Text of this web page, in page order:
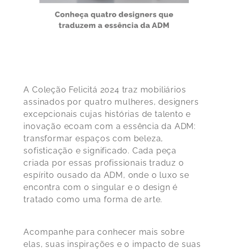
A Coleção Felicitá 2024 traz mobiliários
assinados por quatro mulheres, designers
excepcionais cujas histórias de talento e
inovação ecoam com a essência da ADM:
transformar espaços com beleza,
sofisticação e significado. Cada peça
criada por essas profissionais traduz o
espírito ousado da ADM, onde o luxo se
encontra com o singular e o design é
tratado como uma forma de arte.
Acompanhe para conhecer mais sobre
elas, suas inspirações e o impacto de suas